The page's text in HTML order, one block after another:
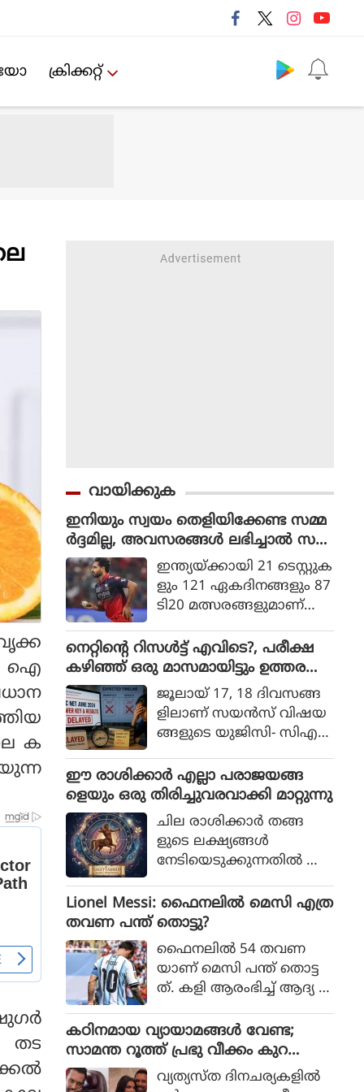
ക്രിക്കറ്റ്‌
ഐ
ക
തട
വായിക്കുക
ഇനിയും സ്വയം തെളിയിക്കേണ്ട സമ്മ
ർദ്ദമില്ല, അവസരങ്ങൾ ലഭിച്ചാൽ സ
ന്തോഷം അത്രമാത്രം : ഭുവനേശ്വർ
കുമാർ
ഇന്ത്യയ്ക്കായി 21 ടെസ്റ്റുക
ളും 121 ഏകദിനങ്ങളും 87
ടി20 മത്സരങ്ങളുമാണ്
ളിച്ചിട്ടുള്ളത്.
നെറ്റിൻ്റെ റിസൾട്ട് എവിടെ?, പരീക്ഷ
കഴിഞ്ഞ് ഒരു മാസമായിട്ടും ഉത്തര
സൂചിക പോലുമില്ല, ആശങ്കയിൽ
വിദ്യാർഥികൾ
ജൂലായ് 17, 18 ദിവസങ്ങ
ളിലാണ് സയന്‍സ് വിഷയ
ങ്ങളുടെ യുജിസി- സിഎ
കള്‍ നടന്നത്.
ഈ രാശിക്കാര്‍ എല്ലാ പരാജയങ്ങ
ളെയും ഒരു തിരിച്ചുവരവാക്കി മാറ്റുന്നു
ചില രാശിക്കാര്‍ തങ്ങ
ളുടെ ലക്ഷ്യങ്ങള്‍
നേടിയെടുക്കുന്നതില്‍ അ
മുള്ളവരുമാണെന്ന് പറയ
പ്പെടുന്നു. എത്ര പരാജയ
ങ്ങള്‍ നേരിട്ടാലും അവര്‍
തങ്ങളുടെ സ്വപ്നങ്ങള്‍
സാക്ഷാത്കരിക്കാന്‍ ശ്ര
മിച്ചുകൊണ്ടിരിക്കും.
Lionel Messi: ഫൈനലിൽ മെസി എത്ര
തവണ പന്ത് തൊട്ടു?
ഫൈനലിൽ 54 തവണ
യാണ് മെസി പന്ത് തൊട്ട
ത്. കളി ആരംഭിച്ച് ആദ്യ 1
ച്ച് മാത്രം
കഠിനമായ വ്യായാമങ്ങള്‍ വേണ്ട;
സാമന്ത റൂത്ത് പ്രഭു വീക്കം കുറ
യ്ക്കുന്നതിനുള്ള ഏഴ് പ്രഭാത ശീലങ്ങ
വ്യത്യസ്ത ദിനചര്യകളില്‍